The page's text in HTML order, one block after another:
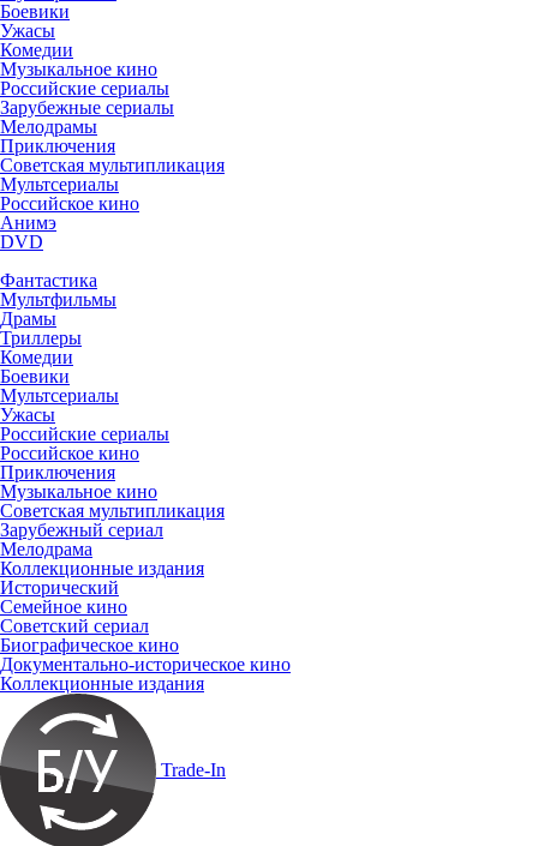
Боевики
Ужасы
Комедии
Музыкальное кино
Российские сериалы
Зарубежные сериалы
Мелодрамы
Приключения
Советская мультипликация
Мультсериалы
Российское кино
Анимэ
DVD
Фантастика
Мультфильмы
Драмы
Триллеры
Комедии
Боевики
Мультсериалы
Ужасы
Российские сериалы
Российское кино
Приключения
Музыкальное кино
Советская мультипликация
Зарубежный сериал
Мелодрама
Коллекционные издания
Исторический
Семейное кино
Советский сериал
Биографическое кино
Документально-историческое кино
Коллекционные издания
Trade-In